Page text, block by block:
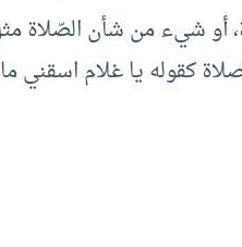
أو شيء من شأن الصّلاة
كقوله يا غلام اسقني